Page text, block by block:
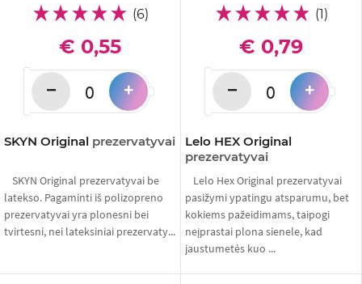
(6)
SKYN Original prezervatyvai
€ 0,55
− +
SKYN Original prezervatyvai be
latekso. Pagaminti iš polizopreno
prezervatyvai yra plonesni bei
tvirtesni, nei lateksiniai prezervaty...
(1)
Lelo HEX Original
prezervatyvai
€ 0,79
− +
Lelo Hex Original prezervatyvai
pasižymi ypatingu atsparumu, bet
kokiems pažeidimams, taipogi
neįprastai plona sienele, kad
jaustumetės kuo ...